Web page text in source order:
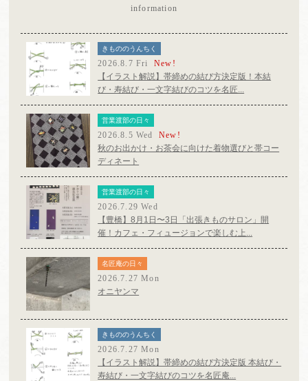
information
きもののうんちく
2026.8.7 Fri New!
【イラスト解説】帯締めの結び方決定版！本結
び・寿結び・一文字結びのコツを名匠...
営業渡部の日々
2026.8.5 Wed New!
秋のお出かけ・お茶会に向けた着物選びと帯コー
ディネート
営業渡部の日々
2026.7.29 Wed
【豊橋】8月1日〜3日「出張きものサロン」開
催！カフェ・フィュージョンで楽しむ上...
名匠庵の日々
2026.7.27 Mon
オニヤンマ
きもののうんちく
2026.7.27 Mon
【イラスト解説】帯締めの結び方決定版 本結び・
寿結び・一文字結びのコツを名匠庵...